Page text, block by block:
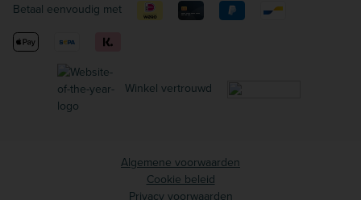
Betaal eenvoudig met
Winkel vertrouwd
Algemene voorwaarden
Cookie beleid
Privacy voorwaarden